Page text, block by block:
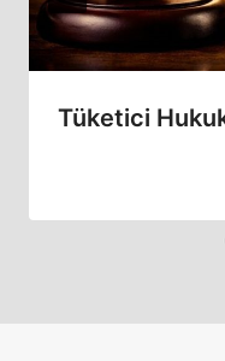
Tüketici